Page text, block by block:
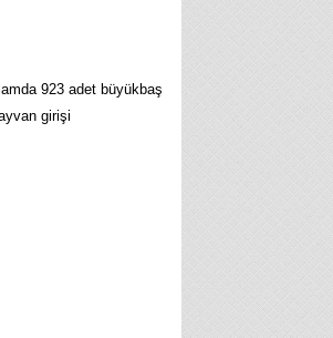
923 adet büyükbaş
girişi